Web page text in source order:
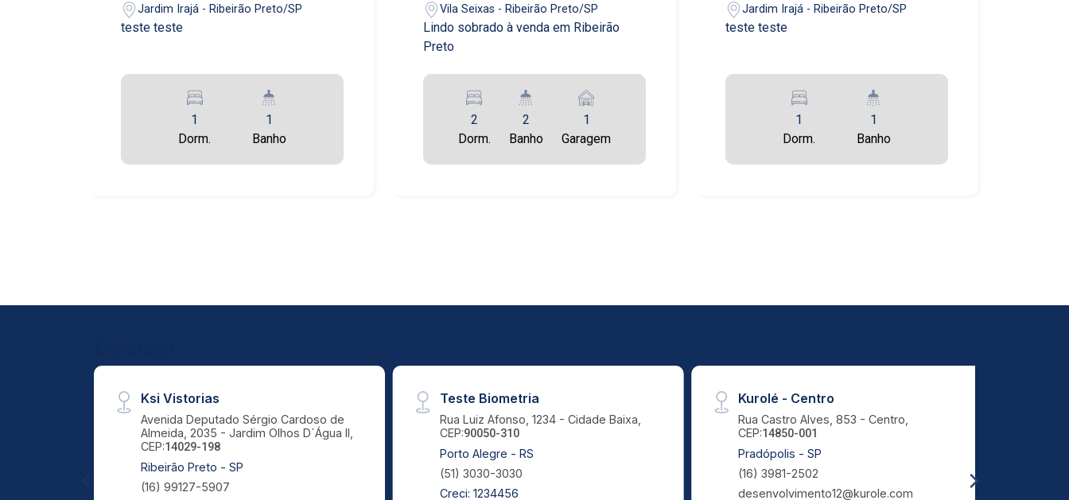
Jardim Irajá - Ribeirão Preto/SP
teste teste
1
Dorm.
1
Banho
Vila Seixas - Ribeirão Preto/SP
Lindo sobrado à venda em Ribeirão
Preto
2
Dorm.
2
Banho
1
Garagem
Jardim Irajá - Ribeirão Preto/SP
teste teste
1
Dorm.
1
Banho
Ksi Vistorias
Avenida Deputado Sérgio Cardoso de
Almeida, 2035 - Jardim Olhos D`Água II,
CEP:14029-198
Ribeirão Preto - SP
(16) 99127-5907
Teste Biometria
Rua Luiz Afonso, 1234 - Cidade Baixa,
CEP:90050-310
Porto Alegre - RS
(51) 3030-3030
Creci: 1234456
Kurolé - Centro
Rua Castro Alves, 853 - Centro,
CEP:14850-001
Pradópolis - SP
(16) 3981-2502
desenvolvimento12@kurole.com